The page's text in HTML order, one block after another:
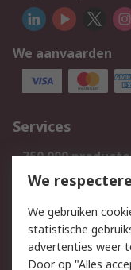
We aanvaarden
Services
750.000
Bestellen
Track & Trace
Wettelijk
We
We gebruiken
statistische
advertenties weer
Door op "Alles